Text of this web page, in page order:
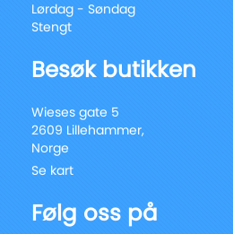
Lørdag - Søndag
Stengt
Besøk butikken
Wieses gate 5
2609 Lillehammer,
Norge
Se kart
Følg oss på